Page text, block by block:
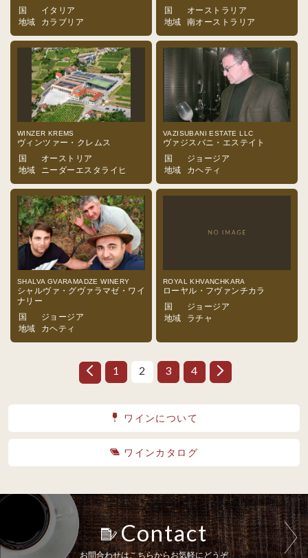
国
イタリア
地域
カラブリア
国
オーストラリア
地域
南オーストラリア
WINZER KREMS
ヴィンツァー・クレムス
国
オーストリア
地域
ニーダーエスタライヒ
VAZISUBANI ESTATE LLC
ヴァジスバニ・エステイト
国
ジョージア
地域
カヘティ
SHALVA GVARAMADZE WINERY
シャルヴァ・グヴァラマゼ・ワイ
ナリー
国
ジョージア
地域
カヘティ
ROYAL KHVANCHKARA
ローヤル・フヴァンチカラ
国
ジョージア
地域
ラチャ
1 2 3 4
ワインについて
ワインカタログ
Contact
お問合わせはこちらからお気軽にどうぞ